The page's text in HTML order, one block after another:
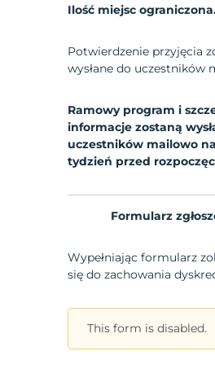
Ilość miejsc
Potwierdzenie przyjęcia
wysłane do uczestników
Ramowy program i
informacje zostaną
uczestników mailowo
tydzień przed
Formularz
Wypełniając formularz
się do zachowania
This form is disabled.